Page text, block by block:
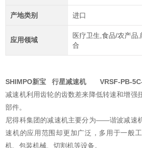
产地类别 进口
应用领域
医疗卫生,食品/农产品
合
SHIMPO新宝 行星减速机
VRSF-PB-
减速机利用齿轮的齿数差来降低转速和增强
部件。
尼得科集团的减速机主要分为——谐波减速
速机的应用范围却更加广泛，多用于一般
机、包装机械、切割机等设备。